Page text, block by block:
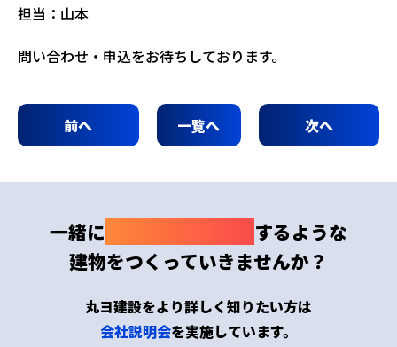
担当：山本
問い合わせ・申込をお待ちしております。
前へ 一覧へ 次へ
一緒に
するような
建物をつくっていきませんか？
丸ヨ建設をより詳しく知りたい方は
会社説明会を実施しています。